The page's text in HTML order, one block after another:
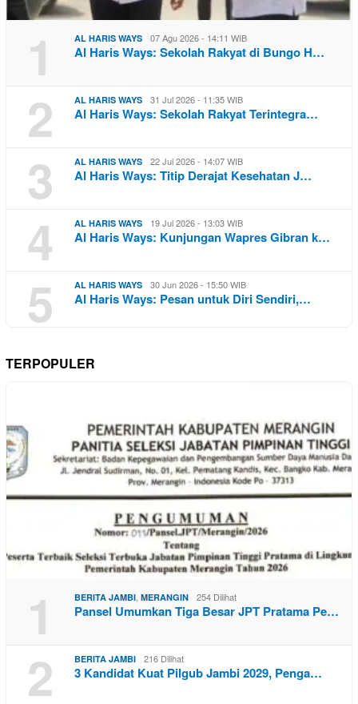
1 AL HARIS WAYS 07 Agu 2026 - 14:11 WIB
Al Haris Ways: Sekolah Rakyat di Bungo H…
2 AL HARIS WAYS 31 Jul 2026 - 11:35 WIB
Al Haris Ways: Sekolah Rakyat Terintegra…
3 AL HARIS WAYS 22 Jul 2026 - 14:07 WIB
Al Haris Ways: Titip Derajat Kesehatan J…
4 AL HARIS WAYS 19 Jul 2026 - 13:03 WIB
Al Haris Ways: Kunjungan Wapres Gibran k…
5 AL HARIS WAYS 30 Jun 2026 - 15:50 WIB
Al Haris Ways: Pesan untuk Diri Sendiri,…
TERPOPULER
1 BERITA JAMBI MERANGIN 254 Dilihat
Pansel Umumkan Tiga Besar JPT Pratama Pe…
2 BERITA JAMBI 216 Dilihat
3 Kandidat Kuat Pilgub Jambi 2029, Penga…